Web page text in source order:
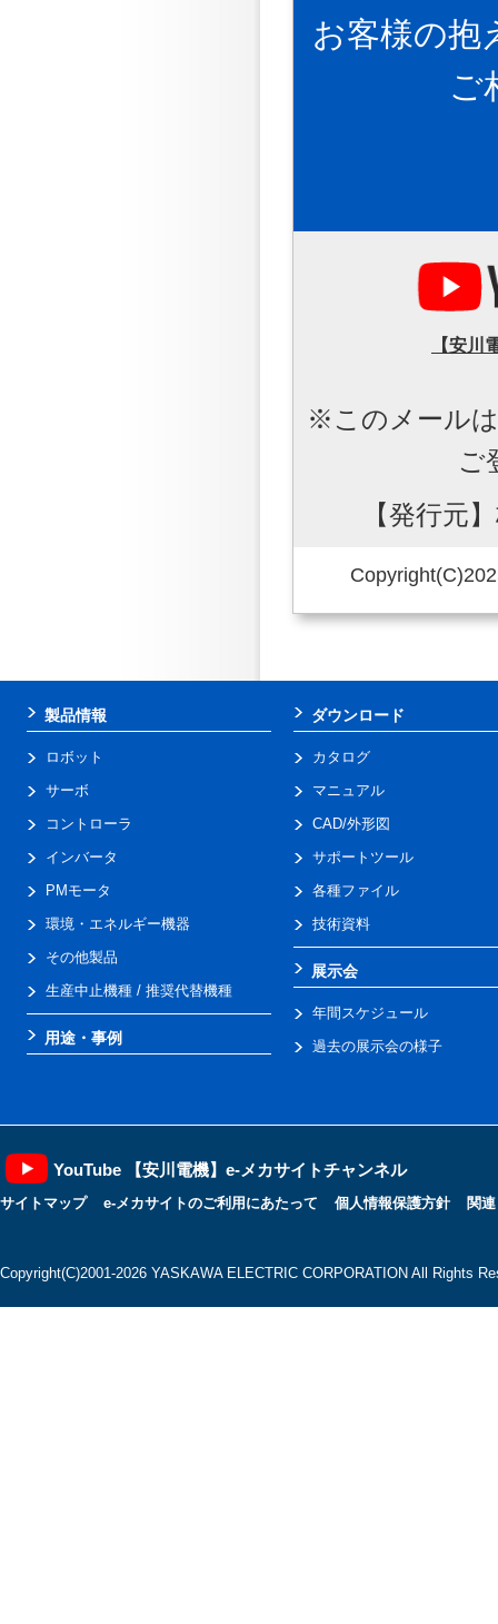
お客様の抱
ご
【安川
※このメール
ご
【発行元
製品情報
ロボット
サーボ
コントローラ
インバータ
PMモータ
環境・エネルギー機器
その他製品
生産中止機種 / 推奨代替機種
用途・事例
ダウンロード
カタログ
マニュアル
CAD/外形図
サポートツール
各種ファイル
技術資料
展示会
年間スケジュール
過去の展示会の様子
YouTube 【安川電機】e-メカサイトチャンネル
サイトマップ e-メカサイトのご利用にあたって 個人情報保護方針 関
Copyright(C)2001‐2026 YASKAWA ELECTRIC CORPORATION All Rights